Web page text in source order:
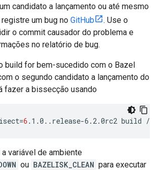
candidato a lançamento ou até mesmo
registre um bug no GitHub
. Use o
o commit causador do problema e
no relatório de bug.
build for bem-sucedido com o Bazel
o segundo candidato a lançamento do
fazer a bissecção usando
=6 .1.0..release-6.2.0rc2 build
variável de ambiente
ou BAZELISK_CLEAN para executar